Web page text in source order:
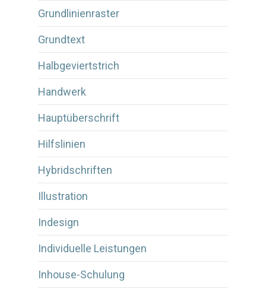
Grundlinienraster
Grundtext
Halbgeviertstrich
Handwerk
Hauptüberschrift
Hilfslinien
Hybridschriften
Illustration
Indesign
Individuelle Leistungen
Inhouse-Schulung